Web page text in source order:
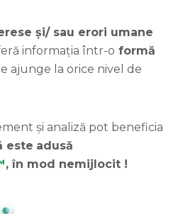
și/ sau erori umane
informația într-o formă
ajunge la orice nivel de
și analiză pot beneficia
este adusă
, în mod nemijlocit !